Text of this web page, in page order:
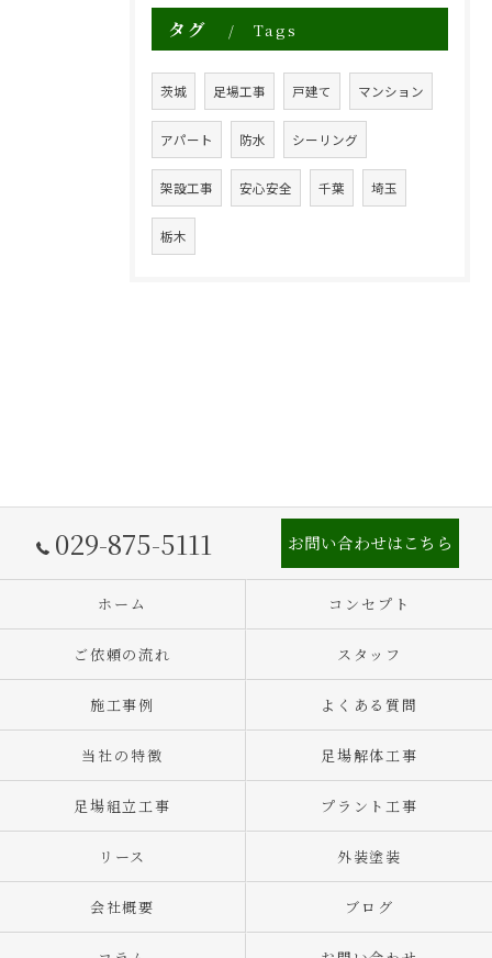
タグ Tags
茨城 足場工事 戸建て マンション
アパート 防水 シーリング
架設工事 安心安全 千葉 埼玉
栃木
029-875-5111 お問い合わせはこちら
ホーム コンセプト
ご依頼の流れ スタッフ
施工事例 よくある質問
当社の特徴 足場解体工事
足場組立工事 プラント工事
リース 外装塗装
会社概要 ブログ